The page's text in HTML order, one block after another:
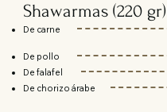
Shawarmas (220 gr)
De carne
De pollo
De falafel
De chorizo árabe